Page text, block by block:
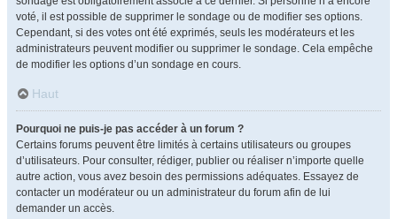
voté, il est possible de supprimer le sondage ou de modifier ses options.
Cependant, si des votes ont été exprimés, seuls les modérateurs et les
administrateurs peuvent modifier ou supprimer le sondage. Cela empêche
de modifier les options d’un sondage en cours.
Haut
Pourquoi ne puis-je pas accéder à un forum ?
Certains forums peuvent être limités à certains utilisateurs ou groupes
d’utilisateurs. Pour consulter, rédiger, publier ou réaliser n’importe quelle
autre action, vous avez besoin des permissions adéquates. Essayez de
contacter un modérateur ou un administrateur du forum afin de lui
demander un accès.